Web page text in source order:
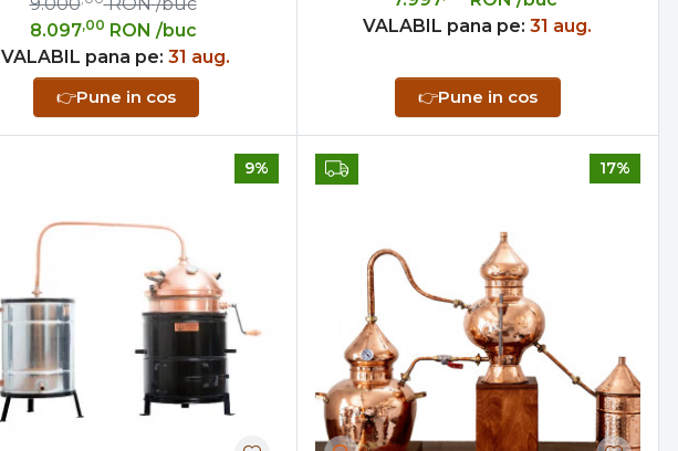
8.097,00 RON /buc
9.000 RON /buc
VALABIL pana pe: 31 aug.
👉Pune in cos
VALABIL pana pe: 31 aug.
👉Pune in cos
9% 17%